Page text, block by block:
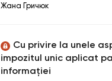
Жана Гричюк
Cu privire la unele
impozitul unic aplicat
informației